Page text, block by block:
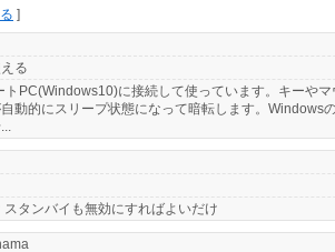
]
る
PC(Windows10)に接続して使っています。キーや
動的にスリープ状態になって暗転します。Windows
タンバイも無効にすればよいだけ